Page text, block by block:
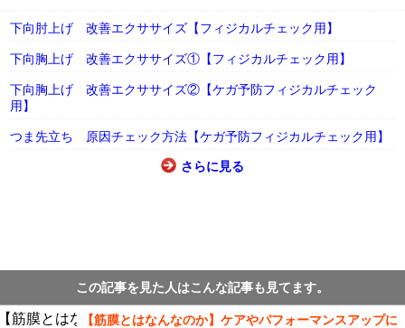
下向肘上げ 改善エクササイズ【フィジカルチェック用】
下向胸上げ 改善エクササイズ①【フィジカルチェック用】
下向胸上げ 改善エクササイズ②【ケガ予防フィジカルチェック
用】
つま先立ち 原因チェック方法【ケガ予防フィジカルチェック用】
さらに見る
この記事を見た人はこんな記事も見てます。
【筋膜とはなんなのか】ケアやパフォーマンスアップに